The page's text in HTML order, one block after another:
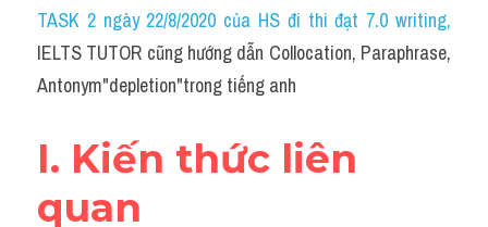
Idiom
Grammar
Word form
Cách dùng từ
TASK 2 ngày 22/8/2020 của HS đi thi đạt 7.0 writing,
IELTS TUTOR cũng hướng dẫn Collocation, Paraphrase,
Antonym"depletion"trong tiếng anh
I. Kiến thức liên
quan